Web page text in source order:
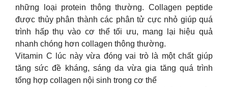
những loại protein thông thường. Collagen peptide
được thủy phân thành các phân tử cực nhỏ giúp quá
trình hấp thụ vào cơ thể tối ưu, mang lại hiệu quả
nhanh chóng hơn collagen thông thường.
Vitamin C lúc này vừa đóng vai trò là một chất giúp
tăng sức đề kháng, sáng da vừa gia tăng quá trình
tổng hợp collagen nội sinh trong cơ thể